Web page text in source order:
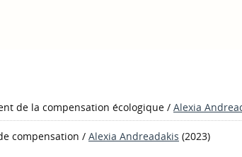
de la compensation écologique / Alexia
compensation / Alexia Andreadakis (2023)